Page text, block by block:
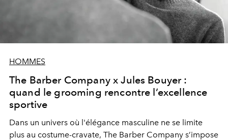
HOMMES
The Barber Company x Jules Bouyer :
quand le grooming rencontre l’excellence
sportive
Dans un univers où l'élégance masculine ne se limite
plus au costume-cravate, The Barber Company s’impose